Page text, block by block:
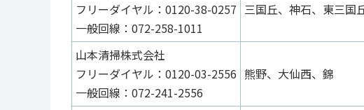
フリーダイヤル：0120-38-0257
一般回線：072-258-1011
三国丘、神石、東三国
山本清掃株式会社
フリーダイヤル：0120-03-2556
一般回線：072-241-2556
熊野、大仙西、錦